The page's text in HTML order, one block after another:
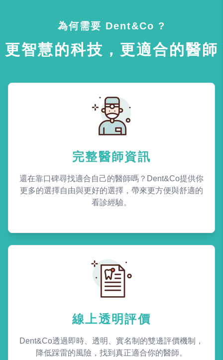
為何需要 Dent&Co ?
更智慧的科技，更適合的醫師
完整醫師資訊
還在靠口碑尋找適合自己的醫師嗎？Dent&Co提供你
更多的選擇自由與更好的選擇，帶來更方便與舒適的
看診經驗。
線上透明評價
Dent&Co透過即時、透明、實名制的雙邊評價機制，
降低踩雷的風險，找到真正適合你的醫師。